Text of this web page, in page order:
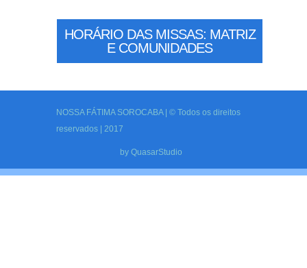
HORÁRIO DAS MISSAS: MATRIZ
E COMUNIDADES
NOSSA FÁTIMA SOROCABA | © Todos os direitos
reservados | 2017
by QuasarStudio